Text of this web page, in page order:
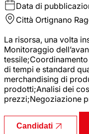
Data di
Città Ortignano
La risorsa, una volta
Monitoraggio
di tempi e standard
merchandising di
prodotti;Analisi dei
prezzi;Negoziazione
Candidati